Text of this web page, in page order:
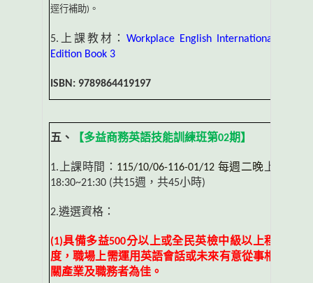
逕行補助) 。
5. 上課教材：Workplace English International
Edition Book 3
ISBN: 9789864419197
五、 【多益商務英語技能訓練班第02期】
1.上課時間： 115/10/06-116-01/12 每週二晚上
18:30~21:30 (共15週，共45小時)
2.遴選資格：
(1)具備多益500分以上或全民英檢中級以上程
度，職場上需運用英語會話或未來有意從事相
關產業及職務者為佳。